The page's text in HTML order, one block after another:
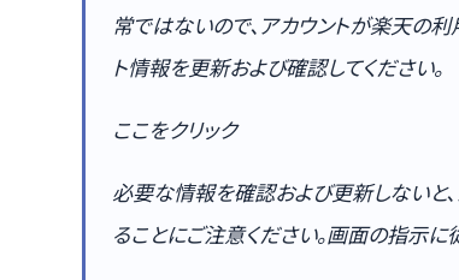
常ではないので、アカウントが楽天の
ト情報を更新および確認してください。
ここをクリック
必要な情報を確認および更新しないと
ることにご注意ください。画面の指示